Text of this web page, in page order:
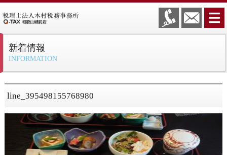
新着情報
INFORMATION
line_395498155768980